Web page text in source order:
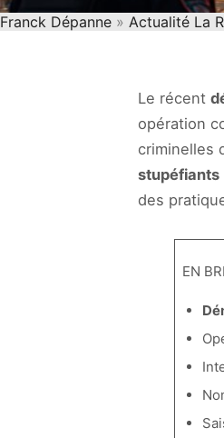
Franck Dépanne » Actualité La
Le récent
opération
criminelles
stupéfiants
des
EN